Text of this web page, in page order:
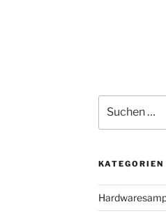
nach:
KATEGORIEN